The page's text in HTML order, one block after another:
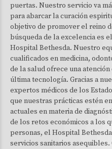
puertas. Nuestro servicio va
para abarcar la curación
objetivo de promover el reino
búsqueda de la excelencia es
Hospital Bethesda. Nuestro
cualificados en medicina,
de la salud ofrece una
última tecnología. Gracias a
expertos médicos de los
que nuestras prácticas estén
actuales en materia de
de los retos económicos a los
personas, el Hospital
servicios sanitarios